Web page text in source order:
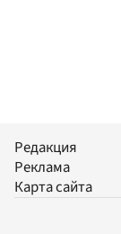
Редакция
Реклама
Карта сайта